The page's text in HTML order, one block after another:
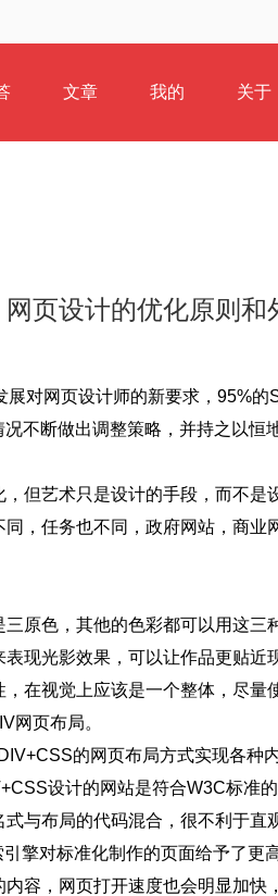
文章 我的 关于
网页设计的优化原则和
对网页设计师的新要求，95%的
不断做出调整策略，并持之以恒
但艺术只是设计的手段，而不
，任务也不同，政府网站，商
原色，其他的色彩都可以用这
现光影效果，可以让作品更贴
在视觉上应该是一个整体，尽
网页布局。
的网页布局方式实现各种
设计的网站是符合W3C标准
与布局的代码混合，很不利于
擎对标准化制作的页面给予了更
容，网页打开速度也会明显加快